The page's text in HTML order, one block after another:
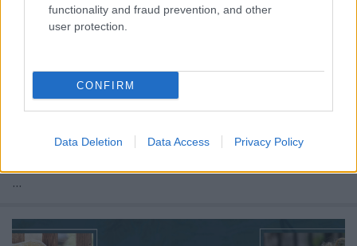
functionality and fraud prevention, and other
user protection.
CONFIRM
Data Deletion Data Access Privacy Policy
korszakalkotó zeneművek, generációkon átívelő
...